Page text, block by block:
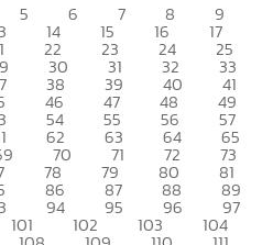
5 6 7 8 9
14 15 16 17
22 23 24 25
30 31 32 33
38 39 40 41
46 47 48 49
54 55 56 57
62 63 64 65
70 71 72 73
78 79 80 81
86 87 88 89
94 95 96 97
101 102 103 104